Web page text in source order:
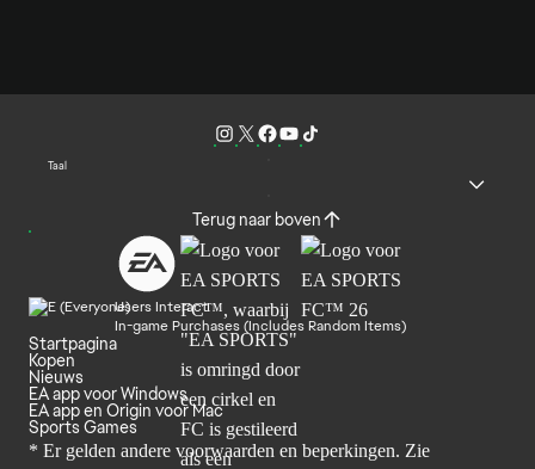
Taal
Terug naar boven
Users Interact
In-game Purchases (Includes Random Items)
Startpagina
Kopen
Nieuws
EA app voor Windows
EA app en Origin voor Mac
Sports Games
* Er gelden andere voorwaarden en beperkingen. Zie